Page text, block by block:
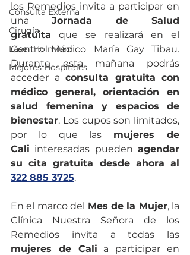
Consulta Externa
Cirugía
Láser Holmium
Mejores Hospitales
los Remedios invita a participar en
una Jornada de Salud
gratuita que se realizará en el
Centro Médico María Gay Tibau.
Durante esta mañana podrás
acceder a consulta gratuita con
médico general, orientación en
salud femenina y espacios de
bienestar. Los cupos son limitados,
por lo que las mujeres de
Cali interesadas pueden agendar
322 885 3725.
En el marco del Mes de la Mujer, la
Clínica Nuestra Señora de los
mujeres de Cali a participar en